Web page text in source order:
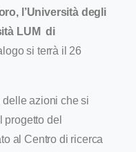
l’Università degli
LUM di
si terrà il 26
azioni che si
progetto del
al Centro di ricerca